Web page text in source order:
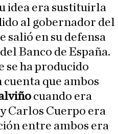
idea era sustituirla
al gobernador del
salió en su defensa
Banco de España.
se ha producido
que ambos
cuando era
Carlos Cuerpo era
entre ambos era